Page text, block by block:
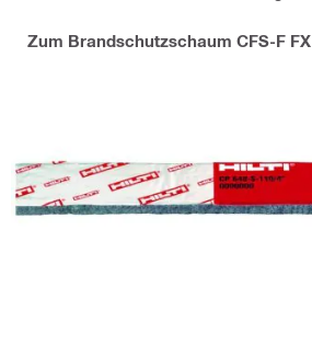
Zum Brandschutzschaum CFS-F FX